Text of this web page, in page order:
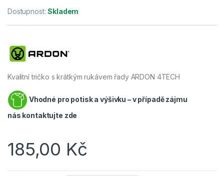
Dostupnost:Skladem
Kvalitní tričko s krátkým rukávem řady ARDON 4TECH
Vhodné pro potisk a výšivku – v případě zájmu
nás kontaktujte zde
185,00 Kč